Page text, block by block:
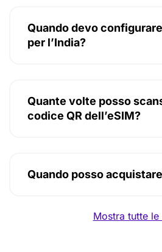
Quando devo
per l’India?
Quante volte posso
codice QR dell’eSIM?
Quando posso
Mostra tutte le